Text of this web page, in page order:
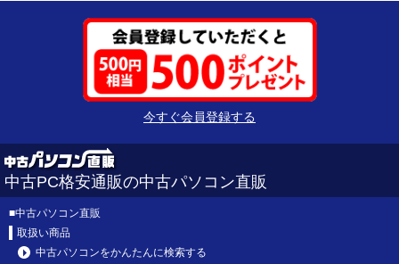
今すぐ会員登録する
中古PC格安通販の中古パソコン直販
■中古パソコン直販
取扱い商品
中古パソコンをかんたんに検索する